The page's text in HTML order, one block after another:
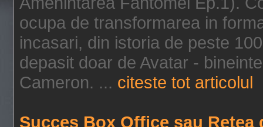
ocupa de transformarea in
incasari, din istoria de peste
depasit doar de Avatar -
Cameron. ... citeste tot articolul
Succes Box Office sau Retea